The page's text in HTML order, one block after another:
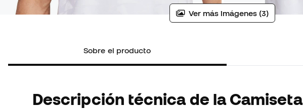
Ver más imágenes (3)
Sobre el producto
Descripción técnica de la Camiseta